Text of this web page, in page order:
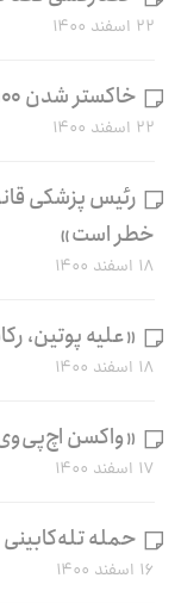
۲۲ اسفند ۱۴۰۰
خاکستر شدن ۱۰۰هزار هکتار جنگل و مرتع طی ۵ سال
۲۲ اسفند ۱۴۰۰
رئیس پزشکی
خطر است»
۱۸ اسفند ۱۴۰۰
«علیه پوتین،
۱۸ اسفند ۱۴۰۰
«واکسن
۱۷ اسفند ۱۴۰۰
حمله
۱۶ اسفند ۱۴۰۰